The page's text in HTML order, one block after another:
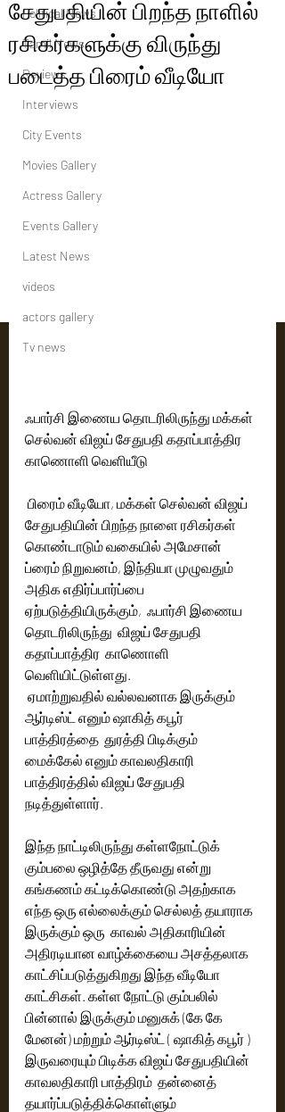
Political News
Tamil News
Reviews
Interviews
City Events
Movies Gallery
Actress Gallery
Events Gallery
Latest News
videos
actors gallery
Tv news
சேதுபதியின் பிறந்த நாளில்
ரசிகர்களுக்கு விருந்து
படைத்த பிரைம் வீடியோ
ஃபார்சி இணைய தொடரிலிருந்து மக்கள்
செல்வன் விஜய் சேதுபதி கதாப்பாத்திர
காணொளி வெளியீடு
பிரைம் வீடியோ, மக்கள் செல்வன் விஜய்
சேதுபதியின் பிறந்த நாளை ரசிகர்கள்
கொண்டாடும் வகையில் அமேசான்
ப்ரைம் நிறுவனம், இந்தியா முழுவதும்
அதிக எதிர்ப்பார்ப்பை
ஏற்படுத்தியிருக்கும்,  ஃபார்சி இணைய
தொடரிலிருந்து  விஜய் சேதுபதி
கதாப்பாத்திர  காணொளி
வெளியிட்டுள்ளது.
ஆர்டிஸ்ட் எனும் ஷாகித் கபூர்
பாத்திரத்தை  துரத்தி பிடிக்கும்
மைக்கேல் எனும் காவலதிகாரி
பாத்திரத்தில் விஜய் சேதுபதி
நடித்துள்ளார்.
இந்த நாட்டிலிருந்து கள்ளநோட்டுக்
கும்பலை ஒழித்தே தீருவது என்று
கங்கணம் கட்டிக்கொண்டு அதற்காக
எந்த ஒரு எல்லைக்கும் செல்லத் தயாராக
இருக்கும் ஒரு  காவல் அதிகாரியின்
அதிரடியான வாழ்க்கையை அசத்தலாக
காட்சிப்படுத்துகிறது இந்த வீடியோ
காட்சிகள். கள்ள நோட்டு கும்பலில்
பின்னால் இருக்கும் மனுசுக் (கே கே
மேனன்) மற்றும் ஆர்டிஸ்ட் ( ஷாகித் கபூர் )
இருவரையும் பிடிக்க விஜய் சேதுபதியின்
காவலதிகாரி பாத்திரம்  தன்னைத்
தயார்ப்படுத்திக்கொள்ளும்